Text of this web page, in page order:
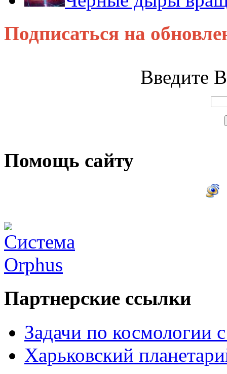
Подписаться на
Введите
Помощь сайту
Партнерские ссылки
Задачи по космологии
Харьковский